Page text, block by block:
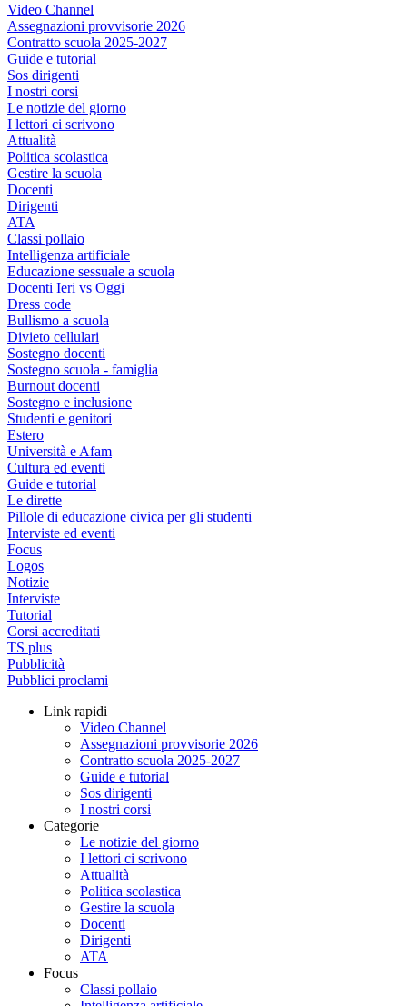
Video Channel
Assegnazioni provvisorie 2026
Contratto scuola 2025-2027
Guide e tutorial
Sos dirigenti
I nostri corsi
Le notizie del giorno
I lettori ci scrivono
Attualità
Politica scolastica
Gestire la scuola
Docenti
Dirigenti
ATA
Classi pollaio
Intelligenza artificiale
Educazione sessuale a scuola
Docenti Ieri vs Oggi
Dress code
Bullismo a scuola
Divieto cellulari
Sostegno docenti
Sostegno scuola - famiglia
Burnout docenti
Sostegno e inclusione
Studenti e genitori
Estero
Università e Afam
Cultura ed eventi
Guide e tutorial
Le dirette
Pillole di educazione civica per gli studenti
Interviste ed eventi
Focus
Logos
Notizie
Interviste
Tutorial
Corsi accreditati
TS plus
Pubblicità
Pubblici proclami
Link rapidi
Video Channel
Assegnazioni provvisorie 2026
Contratto scuola 2025-2027
Guide e tutorial
Sos dirigenti
I nostri corsi
Categorie
Le notizie del giorno
I lettori ci scrivono
Attualità
Politica scolastica
Gestire la scuola
Docenti
Dirigenti
ATA
Focus
Classi pollaio